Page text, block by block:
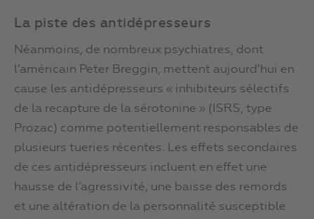
La piste des antidépresseurs
Néanmoins, de nombreux psychiatres, dont
l’américain Peter Breggin, mettent aujourd’hui en
cause les antidépresseurs « inhibiteurs sélectifs
de la recapture de la sérotonine » (ISRS, type
Prozac) comme potentiellement responsables de
plusieurs tueries récentes. Les effets secondaires
de ces antidépresseurs incluent en effet une
hausse de l’agressivité, une baisse des remords
et une altération de la personnalité susceptible